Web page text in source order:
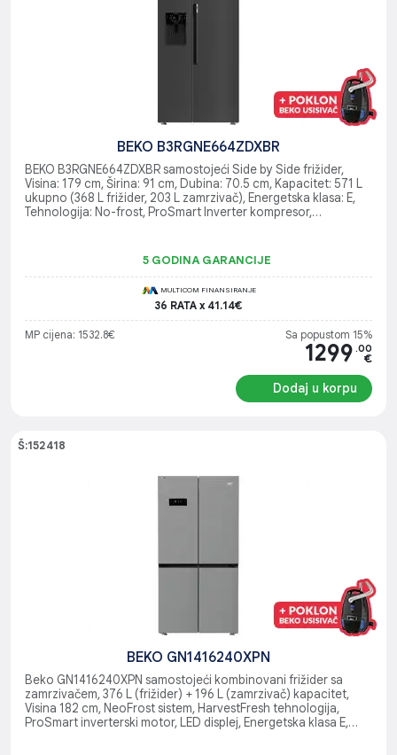
BEKO B3RGNE664ZDXBR
BEKO B3RGNE664ZDXBR samostojeći Side by Side frižider,
Visina: 179 cm, Širina: 91 cm, Dubina: 70.5 cm, Kapacitet: 571 L
ukupno (368 L frižider, 203 L zamrzivač), Energetska klasa: E,
Tehnologija: No-frost, ProSmart Inverter kompresor,
5 GODINA GARANCIJE
MULTICOM FINANSIRANJE
36 RATA x 41.14€
MP cijena: 1532.8€ Sa popustom 15%
1299 .00
€
Dodaj u korpu
Š:152418
BEKO GN1416240XPN
Beko GN1416240XPN samostojeći kombinovani frižider sa
zamrzivačem, 376 L (frižider) + 196 L (zamrzivač) kapacitet,
Visina 182 cm, NeoFrost sistem, HarvestFresh tehnologija,
ProSmart inverterski motor, LED displej, Energetska klasa E,